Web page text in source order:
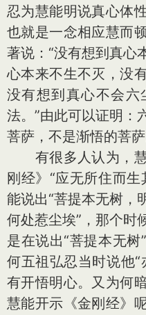
忍为慧能明说真心体
也就是一念相应慧而
著说：“没有想到真心
心本来不生不灭，没
没有想到真心不会
法。”由此可以证明：
菩萨，不是渐悟的菩萨
有很多人认为，慧
刚经》“应无所住而
能说出“菩提本无树，
何处惹尘埃”，那个时
是在说出“菩提本无
何五祖弘忍当时说他
有开悟明心。又为何
慧能开示《金刚经》